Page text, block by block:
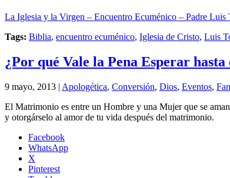
La Iglesia y la Virgen – Encuentro Ecuménico – Padre Luis
Tags: Biblia, encuentro ecuménico, Iglesia de Cristo, Luis
¿Por qué Vale la Pena Esperar
9 mayo, 2013 | Apologética, Conversión, Dios, Eventos,
El Matrimonio es entre un Hombre y una Mujer que se
y otorgárselo al amor de tu vida después del matrimonio.
Facebook
WhatsApp
X
Pinterest